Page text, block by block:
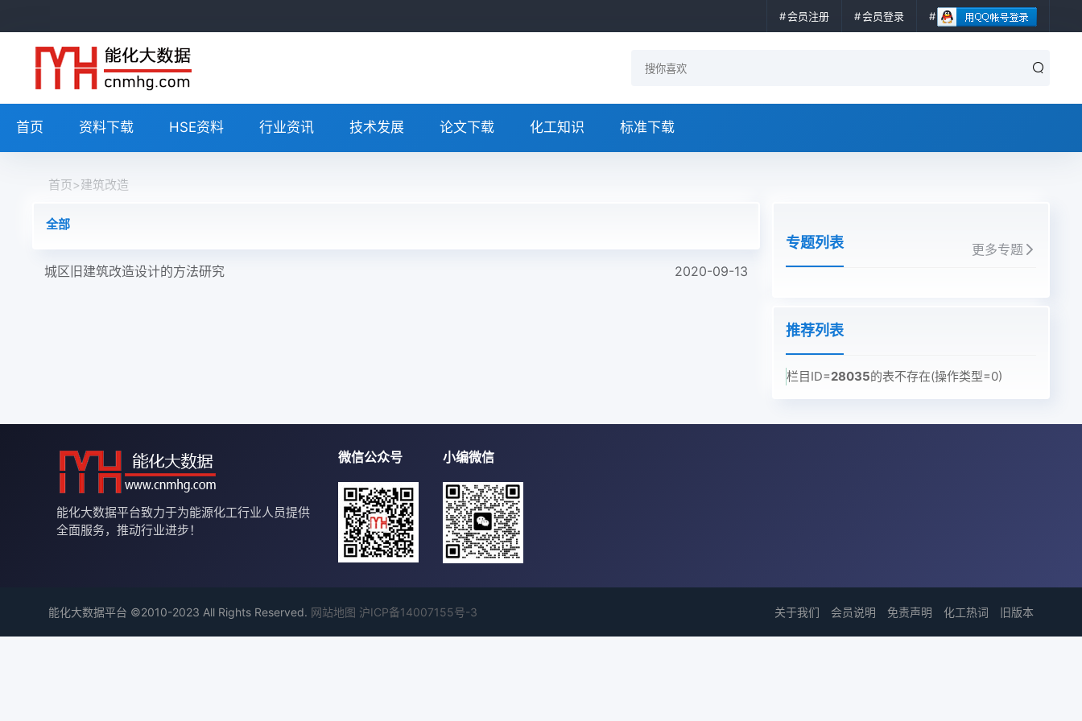
会员注册 会员登录
首页 资料下载 HSE资料 行业资讯 技术发展 论文下载 化工知识 标准下载
首页>建筑改造
全部
城区旧建筑改造设计的方法研究 2020-09-13
专题列表 更多专题
推荐列表
栏目ID=28035的表不存在(操作类型=0)
能化大数据平台致力于为能源化工行业人员提供
全面服务，推动行业进步！
微信公众号 小编微信
能化大数据平台 ©2010-2023 All Rights Reserved. 网站地图 沪ICP备14007155号-3 关于我们 会员说明 免责声明 化工热词 旧版本